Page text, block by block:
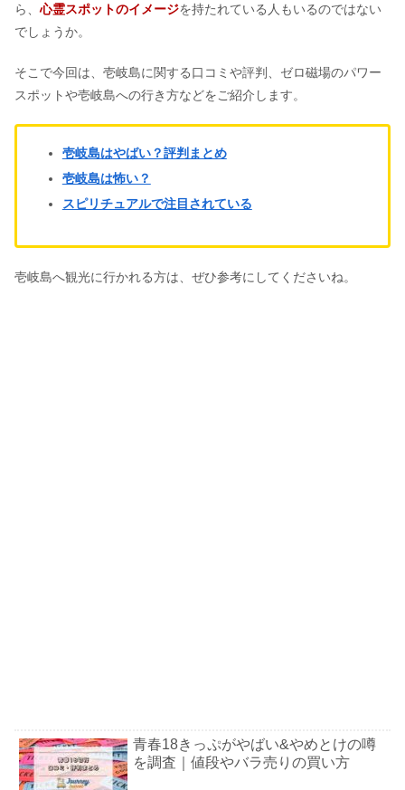
ら、 心霊スポットのイメージを持たれている人もいるのではない
でしょうか。
そこで今回は、壱岐島に関する口コミや評判、ゼロ磁場のパワー
スポットや壱岐島への行き方などをご紹介します。
壱岐島はやばい？評判まとめ
壱岐島は怖い？
スピリチュアルで注目されている
壱岐島へ観光に行かれる方は、ぜひ参考にしてくださいね。
青春18きっぷがやばい&やめとけの噂
を調査｜値段やバラ売りの買い方